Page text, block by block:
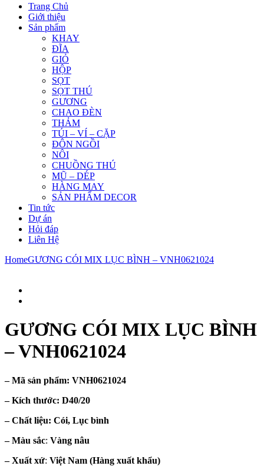
Trang Chủ
Giới thiệu
Sản phẩm
KHAY
ĐĨA
GIỎ
HỘP
SỌT
SỌT THÚ
GƯƠNG
CHAO ĐÈN
THẢM
TÚI – VÍ – CẶP
ĐÔN NGỒI
NÔI
CHUỒNG THÚ
MŨ – DÉP
HÀNG MAY
SẢN PHẨM DECOR
Tin tức
Dự án
Hỏi đáp
Liên Hệ
HomeGƯƠNG CÓI MIX LỤC BÌNH – VNH0621024
GƯƠNG CÓI MIX LỤC BÌNH
– VNH0621024
– Mã sản phẩm: VNH0621024
– Kích thước: D40/20
– Chất liệu: Cói, Lục bình
– Màu sắc: Vàng nâu
– Xuất xứ: Việt Nam (Hàng xuất khẩu)